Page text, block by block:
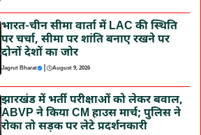
भारत-चीन सीमा वार्ता में LAC की स्थिति
पर चर्चा, सीमा पर शांति बनाए रखने पर
दोनों देशों का जोर
Jagrut Bharat | August 9, 2026
झारखंड में भर्ती परीक्षाओं को लेकर बवाल,
ABVP ने किया CM हाउस मार्च; पुलिस ने
रोका तो सड़क पर लेटे प्रदर्शनकारी